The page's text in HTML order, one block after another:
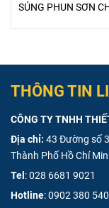
SÚNG PHUN SƠN
THÔNG TIN
CÔNG TY TNHH
Địa chỉ: 43 Đường số
Thành Phố Hồ Chí
Tel :028 6681 9021
Hotline:0902 380 540